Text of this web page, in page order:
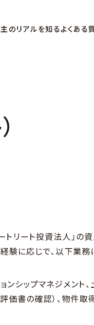
のリアルを知るよくある
トリート投資法人」の
験に応じで、以下業務
ンシップマネジメン
価書の確認）、物件取